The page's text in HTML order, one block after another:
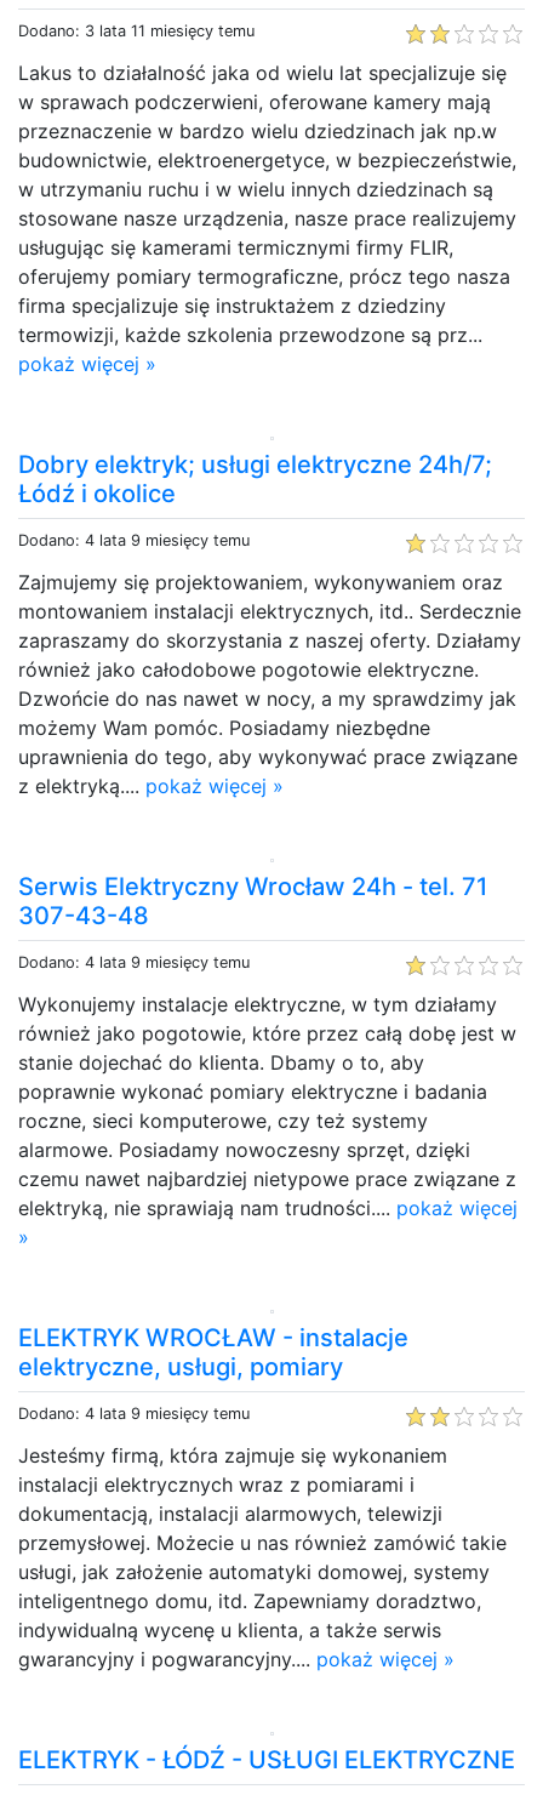
Dodano: 3 lata 11 miesięcy temu
Lakus to działalność jaka od wielu lat specjalizuje się
w sprawach podczerwieni, oferowane kamery mają
przeznaczenie w bardzo wielu dziedzinach jak np.w
budownictwie, elektroenergetyce, w bezpieczeństwie,
w utrzymaniu ruchu i w wielu innych dziedzinach są
stosowane nasze urządzenia, nasze prace realizujemy
usługując się kamerami termicznymi firmy FLIR,
oferujemy pomiary termograficzne, prócz tego nasza
firma specjalizuje się instruktażem z dziedziny
termowizji, każde szkolenia przewodzone są prz...
pokaż więcej »
Dobry elektryk; usługi elektryczne 24h/7;
Łódź i okolice
Dodano: 4 lata 9 miesięcy temu
Zajmujemy się projektowaniem, wykonywaniem oraz
montowaniem instalacji elektrycznych, itd.. Serdecznie
zapraszamy do skorzystania z naszej oferty. Działamy
również jako całodobowe pogotowie elektryczne.
Dzwońcie do nas nawet w nocy, a my sprawdzimy jak
możemy Wam pomóc. Posiadamy niezbędne
uprawnienia do tego, aby wykonywać prace związane
z elektryką.... pokaż więcej »
Serwis Elektryczny Wrocław 24h - tel. 71
307-43-48
Dodano: 4 lata 9 miesięcy temu
Wykonujemy instalacje elektryczne, w tym działamy
również jako pogotowie, które przez całą dobę jest w
stanie dojechać do klienta. Dbamy o to, aby
poprawnie wykonać pomiary elektryczne i badania
roczne, sieci komputerowe, czy też systemy
alarmowe. Posiadamy nowoczesny sprzęt, dzięki
czemu nawet najbardziej nietypowe prace związane z
elektryką, nie sprawiają nam trudności.... pokaż więcej
»
ELEKTRYK WROCŁAW - instalacje
elektryczne, usługi, pomiary
Dodano: 4 lata 9 miesięcy temu
Jesteśmy firmą, która zajmuje się wykonaniem
instalacji elektrycznych wraz z pomiarami i
dokumentacją, instalacji alarmowych, telewizji
przemysłowej. Możecie u nas również zamówić takie
usługi, jak założenie automatyki domowej, systemy
inteligentnego domu, itd. Zapewniamy doradztwo,
indywidualną wycenę u klienta, a także serwis
gwarancyjny i pogwarancyjny.... pokaż więcej »
ELEKTRYK - ŁÓDŹ - USŁUGI ELEKTRYCZNE